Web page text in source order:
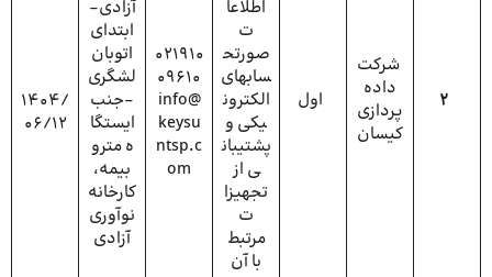
2
شرکت
داده
پردازی
کیسان
اول
اطلاعا
ت
صورتح
سابهای
الکترون
یکی و
پشتیبان
ی از
تجهیزا
ت
مرتبط
با آن
021910
09610
info@
keysu
ntsp.c
om
آزادی-
ابتدای
اتوبان
لشگری
-جنب
ایستگا
ه مترو
بیمه،
کارخانه
نوآوری
آزادی
1404/
06/12